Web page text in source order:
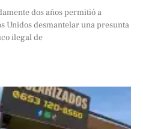
dos años permitió a
Unidos desmantelar una presunta
ilegal de